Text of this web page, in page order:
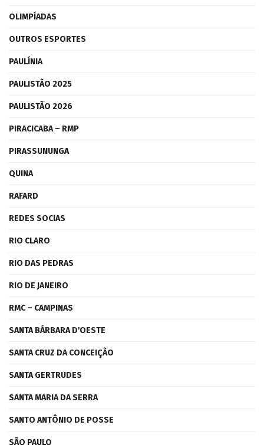
OLIMPÍADAS
OUTROS ESPORTES
PAULÍNIA
PAULISTÃO 2025
PAULISTÃO 2026
PIRACICABA – RMP
PIRASSUNUNGA
QUINA
RAFARD
REDES SOCIAS
RIO CLARO
RIO DAS PEDRAS
RIO DE JANEIRO
RMC – CAMPINAS
SANTA BÁRBARA D'OESTE
SANTA CRUZ DA CONCEIÇÃO
SANTA GERTRUDES
SANTA MARIA DA SERRA
SANTO ANTÔNIO DE POSSE
SÃO PAULO